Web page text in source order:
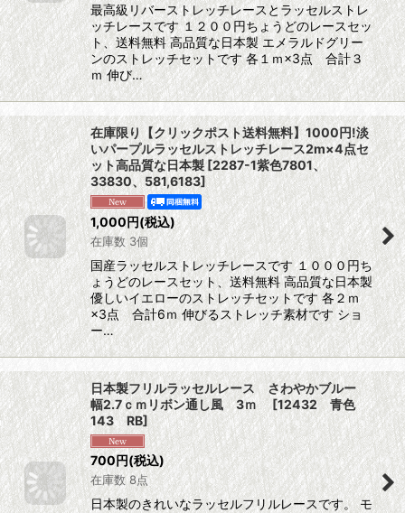
最高級リバーストレッチレースとラッセルストレ
ッチレースです １２００円ちょうどのレースセッ
ト、送料無料 高品質な日本製 エメラルドグリー
ンのストレッチセットです 各１ｍ×3点 合計３
ｍ 伸び…
在庫限り【クリックポスト送料無料】1000円!淡
いパープルラッセルストレッチレース2m×4点セ
ット高品質な日本製[2287-1紫色7801、
33830、581,6183]
1,000円(税込)
在庫数 3個
国産ラッセルストレッチレースです １０００円ち
ょうどのレースセット、送料無料 高品質な日本製
優しいイエローのストレッチセットです 各２ｍ
×3点 合計6ｍ 伸びるストレッチ素材です ショ
ー…
日本製フリルラッセルレース さわやかブルー
幅2.7ｃｍリボン通し風 3ｍ [12432 青色
143 RB]
700円(税込)
在庫数 8点
日本製のきれいなラッセルフリルレースです。 モ